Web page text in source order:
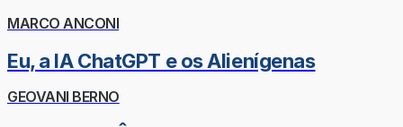
MARCO ANCONI
Eu, a IA ChatGPT e os Alienígenas
GEOVANI BERNO